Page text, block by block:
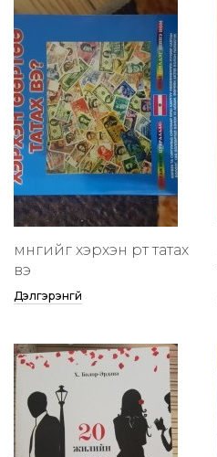
мөнгийг хэрхэн өөртөө татах
вэ
Дэлгэрэнгүй